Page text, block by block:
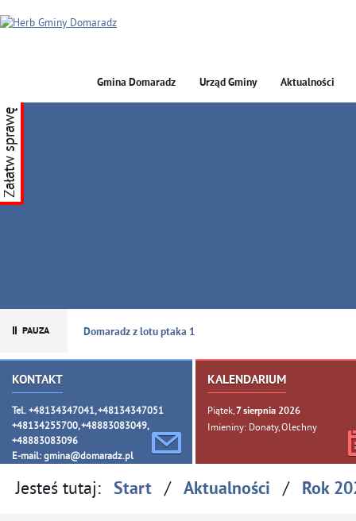
GMINA DOMARADZ
Gmina Domaradz Urząd Gminy Aktualności
Domaradz z lotu ptaka 1
KONTAKT
Tel. +48134347041, +48134347051
+48134255700, +48883083049,
+48883083096
E-mail: gmina@domaradz.pl
KALENDARIUM
Piątek, 7sierpnia 2026
Imieniny: Donaty, Olechny
Załatw sprawę
Jesteś tutaj: Start / Aktualności / Rok